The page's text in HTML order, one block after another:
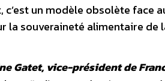
un modèle obsolète face
la souveraineté alimentaire de
Gatet, vice-président de